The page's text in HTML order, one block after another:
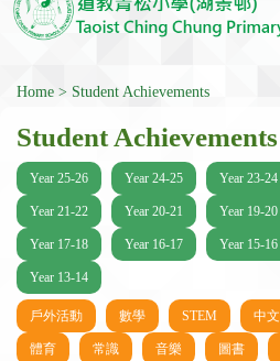
Home Student Achievements
Student Achievements
Year 25-26 Year 24-25 Year 23-24
Year 21-22 Year 20-21 Year 19-20
Year 17-18 Year 16-17 Year 15-16
Year 13-14
戶外活動 數學 STEM 中文
體育 常識 音樂 圖書